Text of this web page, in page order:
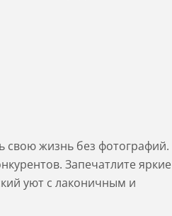
свою жизнь без фотографий.
Запечатлите яркие
уют с лаконичным и